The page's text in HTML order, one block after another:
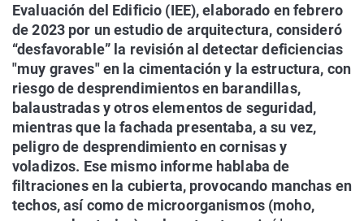
Evaluación del Edificio (IEE), elaborado en febrero
de 2023 por un estudio de arquitectura, consideró
“desfavorable” la revisión al detectar deficiencias
"muy graves" en la cimentación y la estructura, con
riesgo de desprendimientos en barandillas,
balaustradas y otros elementos de seguridad,
mientras que la fachada presentaba, a su vez,
peligro de desprendimiento en cornisas y
voladizos. Ese mismo informe hablaba de
filtraciones en la cubierta, provocando manchas en
techos, así como de microorganismos (moho,